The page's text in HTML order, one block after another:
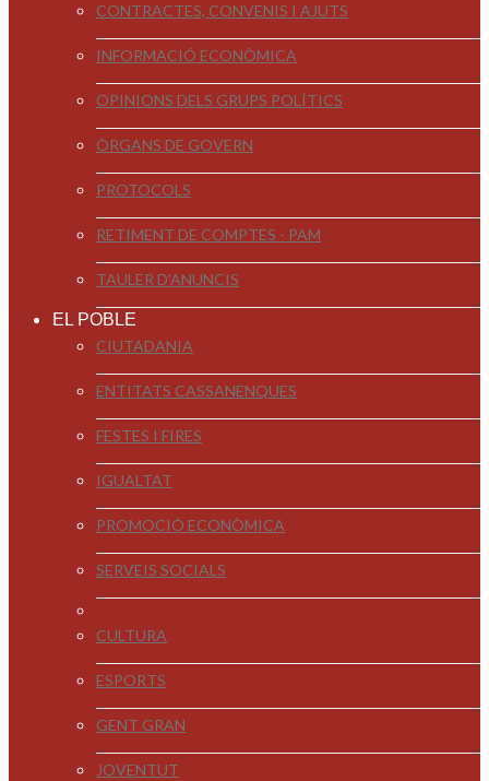
CONTRACTES, CONVENIS I AJUTS
INFORMACIÓ ECONÒMICA
OPINIONS DELS GRUPS POLÍTICS
ÒRGANS DE GOVERN
PROTOCOLS
RETIMENT DE COMPTES - PAM
TAULER D'ANUNCIS
EL POBLE
CIUTADANIA
ENTITATS CASSANENQUES
FESTES I FIRES
IGUALTAT
PROMOCIÓ ECONÒMICA
SERVEIS SOCIALS
CULTURA
ESPORTS
GENT GRAN
JOVENTUT